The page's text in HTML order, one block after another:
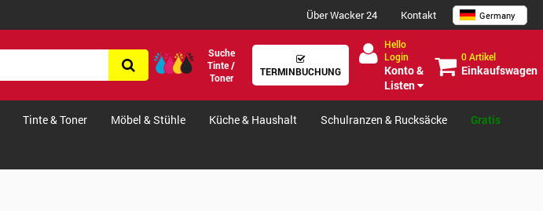
Über Wacker 24 Kontakt Germany
Suche
Tinte /
Toner
TERMINBUCHUNG
Hello
Login
Konto &
Listen
0 Artikel
Einkaufswagen
Tinte & Toner Möbel & Stühle Küche & Haushalt Schulranzen & Rucksäcke Gratis